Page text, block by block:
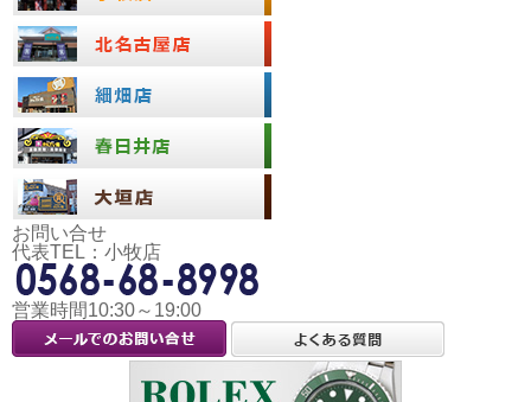
お問い合せ
代表TEL：小牧店
営業時間10:30～19:00